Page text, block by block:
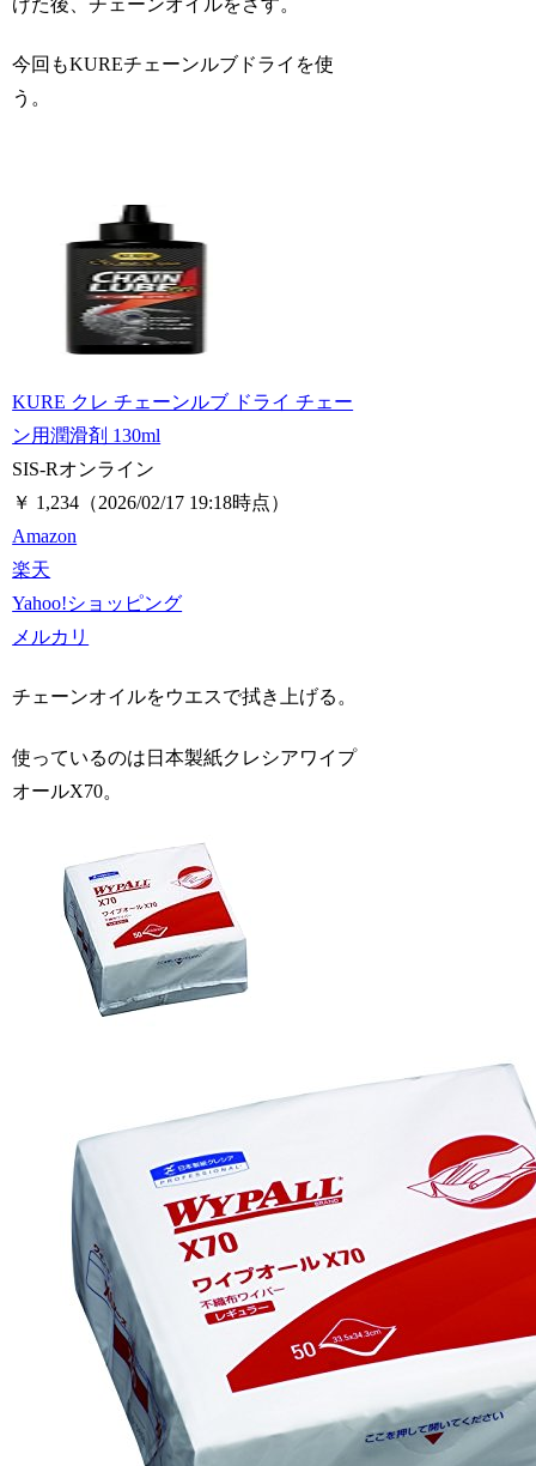
今回もKUREチェーンルブドライを使
う。
KURE クレ チェーンルブ ドライ チェー
ン用潤滑剤 130ml
SIS-Rオンライン
￥ 1,234 （2026/02/17 19:18時点）
Amazon
楽天
Yahoo!ショッピング
メルカリ
チェーンオイルをウエスで拭き上げる。
使っているのは日本製紙クレシアワイプ
オールX70。